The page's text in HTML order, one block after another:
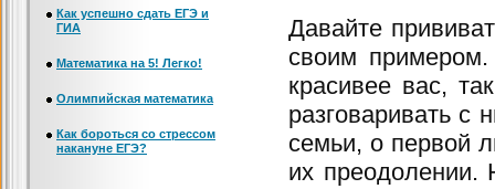
Давайте
своим
красивее вас,
разговаривать с
семьи, о первой
их преодолении.
Как успешно сдать ЕГЭ и
ГИА
Математика на 5! Легко!
Олимпийская математика
Как бороться со стрессом
накануне ЕГЭ?